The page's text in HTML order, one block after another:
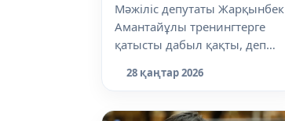
дабыл қақты
Мәжіліс депутаты Жарқынбек
Амантайұлы тренингтерге
қатысты дабыл қақты, деп
Депутат п...
28 қаңтар 2026